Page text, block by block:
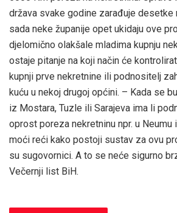
država svake godine zarađuje desetke
sada neke županije opet ukidaju ove
djelomično olakšale mladima kupnju
ostaje pitanje na koji način će
kupnji prve nekretnine ili podnositelj
kuću u nekoj drugoj općini. – Kada se
iz Mostara, Tuzle ili Sarajeva ima li
oprost poreza nekretninu npr. u Neumu
moći reći kako postoji sustav za ovu
su sugovornici. A to se neće sigurno
Večernji list BiH.